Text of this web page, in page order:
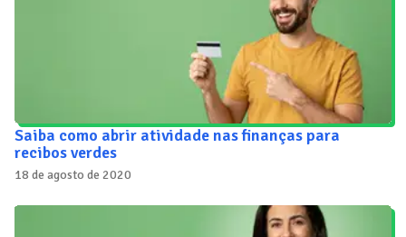
Saiba como abrir atividade nas finanças para
recibos verdes
18 de agosto de 2020